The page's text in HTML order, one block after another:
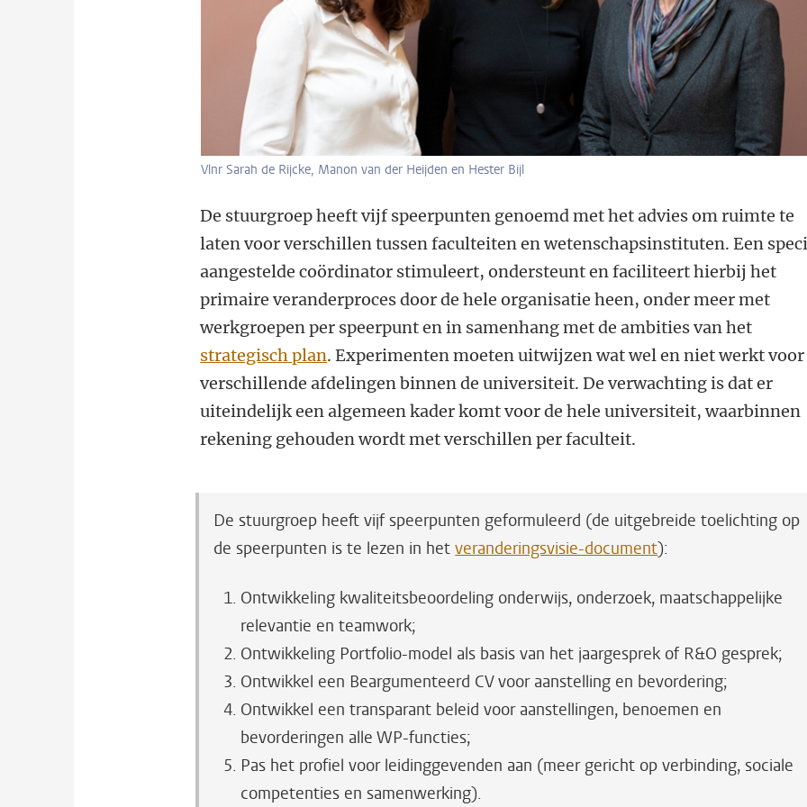
Vlnr Sarah de Rijcke, Manon van der Heijden en Hester Bijl
De stuurgroep heeft vijf speerpunten genoemd met het advies om ruimte te
laten voor verschillen tussen faculteiten en wetenschapsinstituten. Een
aangestelde coördinator stimuleert, ondersteunt en faciliteert hierbij het
primaire veranderproces door de hele organisatie heen, onder meer met
werkgroepen per speerpunt en in samenhang met de ambities van het
strategisch plan. Experimenten moeten uitwijzen wat wel en niet werkt voor
verschillende afdelingen binnen de universiteit. De verwachting is dat er
uiteindelijk een algemeen kader komt voor de hele universiteit, waarbinnen
rekening gehouden wordt met verschillen per faculteit.
De stuurgroep heeft vijf speerpunten geformuleerd (de uitgebreide toelichting op
de speerpunten is te lezen in hetveranderingsvisie-document):
Ontwikkeling kwaliteitsbeoordeling onderwijs, onderzoek, maatschappelijke
relevantie en teamwork;
Ontwikkeling Portfolio-model als basis van het jaargesprek of R&O gesprek;
Ontwikkel een Beargumenteerd CV voor aanstelling en bevordering;
Ontwikkel een transparant beleid voor aanstellingen, benoemen en
bevorderingen alle WP-functies;
Pas het profiel voor leidinggevenden aan (meer gericht op verbinding, sociale
competenties en samenwerking).